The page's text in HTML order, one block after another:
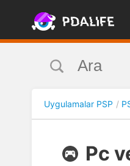
Uygulamalar PSP
Pc